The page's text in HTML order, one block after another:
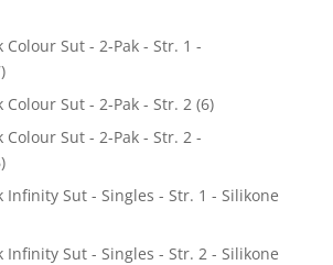
Colour Sut - 2-Pak - Str. 1 -
Colour Sut - 2-Pak - Str. 2 (6)
Colour Sut - 2-Pak - Str. 2 -
Infinity Sut - Singles - Str. 1 - Silikone
Infinity Sut - Singles - Str. 2 - Silikone